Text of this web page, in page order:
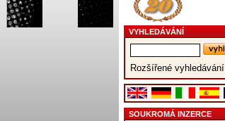
VYHLEDÁVÁNÍ
Rozšířené vyhledávání
SOUKROMÁ INZERCE